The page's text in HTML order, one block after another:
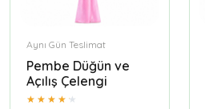
Aynı Gün Teslimat
Pembe Düğün ve
Açılış Çelengi